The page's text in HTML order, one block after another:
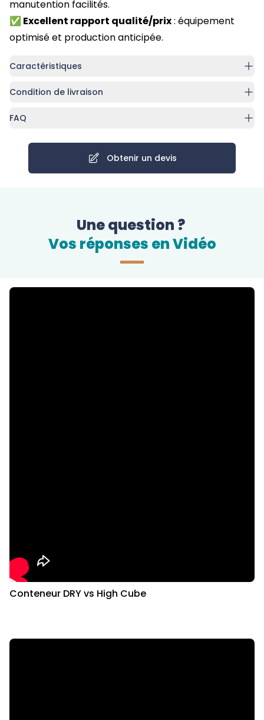
manutention facilités.
✅ Excellent rapport qualité/prix: équipement
optimisé et production anticipée.
Caractéristiques
Condition de livraison
FAQ
Obtenir un devis
Une question ?
Vos réponses en Vidéo
Conteneur DRY vs High Cube